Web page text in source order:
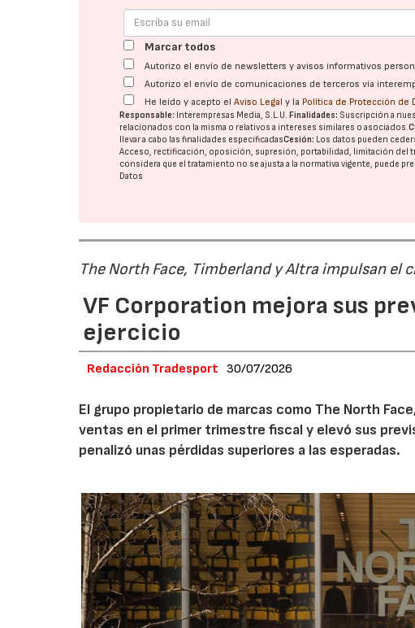
Marcar todos
Autorizo el envío de newsletters y avisos informativos
Autorizo el envío de comunicaciones de terceros vía
He leído y acepto elAviso Legal y la Política de Protección de
Responsable: Interempresas Media, S.L.U.Finalidades: Suscripción a
relacionados con la misma o relativos a intereses similares o asociados.
llevar a cabo las finalidades especificadasCesión: Los datos pueden
Acceso, rectificación, oposición, supresión, portabilidad, limitación del
considera que el tratamiento no se ajusta a la normativa vigente, puede
Datos
The North Face, Timberland y Altra impulsan el
VF Corporation mejora sus
ejercicio
Redacción Tradesport 30/07/2026
El grupo propietario de marcas como The North
ventas en el primer trimestre fiscal y elevó sus
penalizó unas pérdidas superiores a las esperadas.